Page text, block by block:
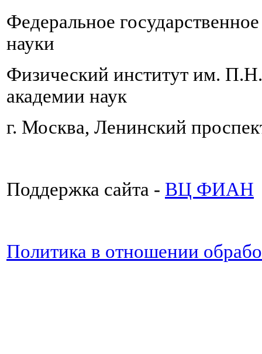
Федеральное
науки
Физический институт им.
академии наук
г. Москва, Ленинский
Поддержка сайта - ВЦ ФИАН
Политика в отношении